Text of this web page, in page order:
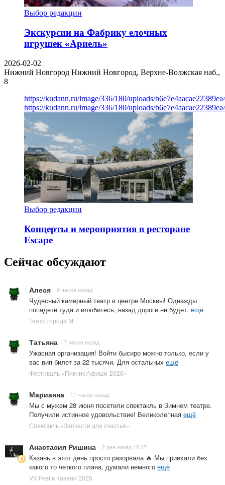
Выбор редакции
Экскурсии на Фабрику елочных
игрушек «Ариель»
2026-02-02
Нижний Новгород Нижний Новгород, Верхне-Волжская наб.,
8
https://kudann.ru/image/336/180/uploads/
https://kudann.ru/image/336/180/uploads/
Выбор редакции
Концерты и мероприятия в ресторане
Escape
Сейчас обсуждают
Алеся 6 часов назад
Чудесный камерный театр в центре Москвы! Однажды
попадете туда и влюбитесь, назад дороги не будет. ещё
Театр города М.
Татьяна 7 часов назад
Ужасная организация! Войти бысиро можно только, если у
вас вип билет за 22 тысячи. Для остальных ещё
Фестиваль «Пикник Афиши-2026»
Марианна 11 часов назад
Мы с мужем 28 июня посетили спектакль в Зимнем театре.
Получили истинное удовольствие! Великолепная ещё
Спектакль «Запчасти для счастья»
Анастасия Ришина 2 дня назад 16:17
Казань в этот день просто разорвала 🔥 Мы приехали без
какого то четкого плана, думали немного ещё
VK Fest в Казани 2025